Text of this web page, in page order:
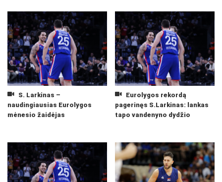
S. Larkinas –
naudingiausias Eurolygos
mėnesio žaidėjas
Eurolygos rekordą
pagerinęs S.Larkinas: lankas
tapo vandenyno dydžio